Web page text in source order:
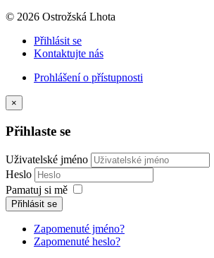
© 2026 Ostrožská Lhota
Přihlásit se
Kontaktujte nás
Prohlášení o přístupnosti
×
Přihlaste se
Uživatelské jméno
Heslo
Pamatuj si mě
Přihlásit se
Zapomenuté jméno?
Zapomenuté heslo?